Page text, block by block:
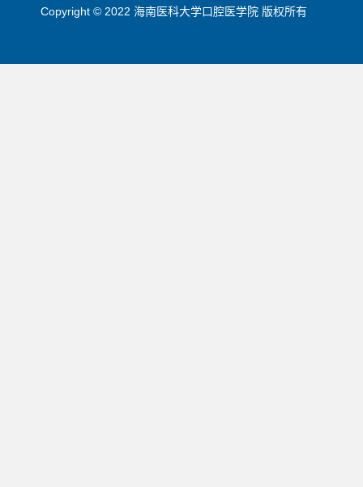
Copyright © 2022 海南医科大学口腔医学院 版权所有